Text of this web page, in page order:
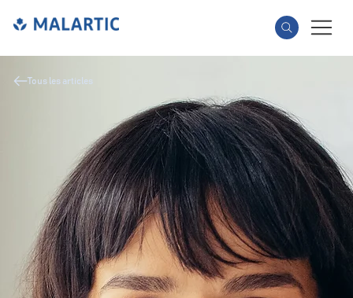
Tous les articles